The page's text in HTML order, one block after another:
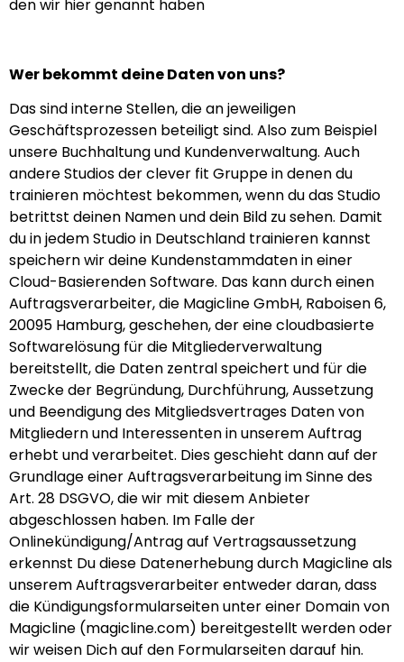
den wir hier genannt haben
Wer bekommt deine Daten von uns?
Das sind interne Stellen, die an jeweiligen
Geschäftsprozessen beteiligt sind. Also zum Beispiel
unsere Buchhaltung und Kundenverwaltung. Auch
andere Studios der clever fit Gruppe in denen du
trainieren möchtest bekommen, wenn du das Studio
betrittst deinen Namen und dein Bild zu sehen. Damit
du in jedem Studio in Deutschland trainieren kannst
speichern wir deine Kundenstammdaten in einer
Cloud-Basierenden Software. Das kann durch einen
Auftragsverarbeiter, die Magicline GmbH, Raboisen 6,
20095 Hamburg, geschehen, der eine cloudbasierte
Softwarelösung für die Mitgliederverwaltung
bereitstellt, die Daten zentral speichert und für die
Zwecke der Begründung, Durchführung, Aussetzung
und Beendigung des Mitgliedsvertrages Daten von
Mitgliedern und Interessenten in unserem Auftrag
erhebt und verarbeitet. Dies geschieht dann auf der
Grundlage einer Auftragsverarbeitung im Sinne des
Art. 28 DSGVO, die wir mit diesem Anbieter
abgeschlossen haben. Im Falle der
Onlinekündigung/Antrag auf Vertragsaussetzung
erkennst Du diese Datenerhebung durch Magicline als
unserem Auftragsverarbeiter entweder daran, dass
die Kündigungsformularseiten unter einer Domain von
Magicline (magicline.com) bereitgestellt werden oder
wir weisen Dich auf den Formularseiten darauf hin.